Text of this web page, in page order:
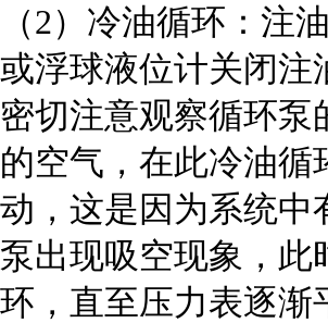
（2）冷油循环：注
或浮球液位计关闭注
密切注意观察循环
的空气，在此冷油
动，这是因为系统中
泵出现吸空现象，此
环，直至压力表逐渐